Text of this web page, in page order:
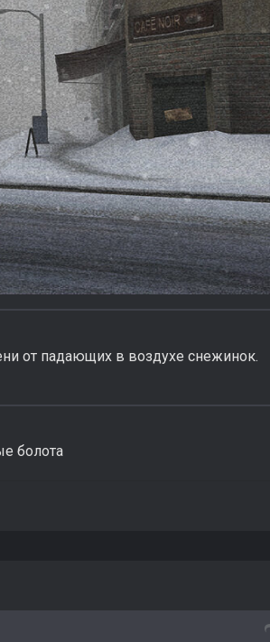
от падающих в воздухе снежинок.
болота